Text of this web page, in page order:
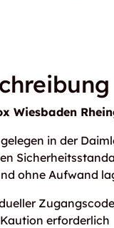
Wiesbaden
in der
ohne Aufwand
Zugangscode
erforderlich